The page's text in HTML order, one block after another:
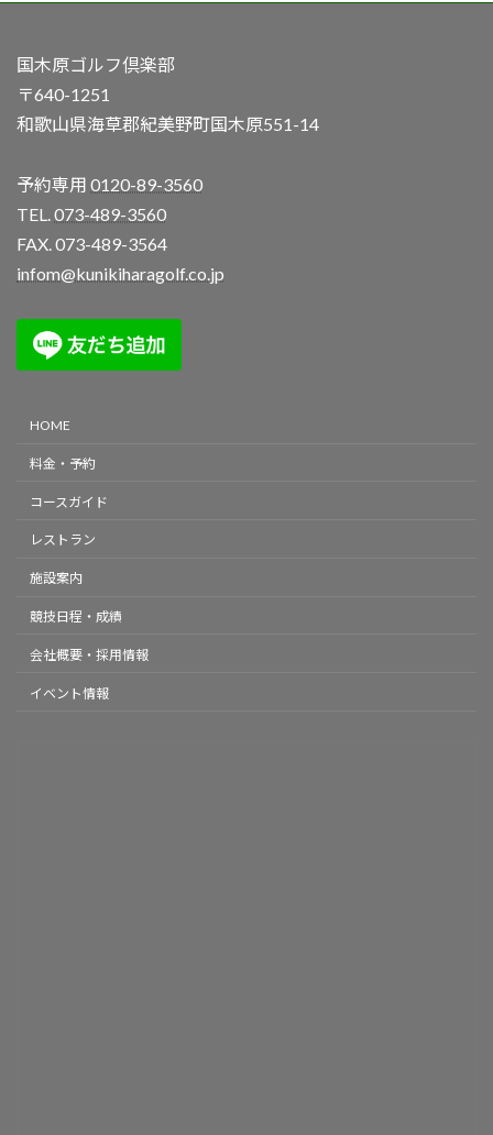
国木原ゴルフ倶楽部
〒640-1251
和歌山県海草郡紀美野町国木原551-14
予約専用 0120-89-3560
TEL.073-489-3560
FAX. 073-489-3564
infom@kunikiharagolf.co.jp
HOME
料金・予約
コースガイド
レストラン
施設案内
競技日程・成績
会社概要・採用情報
イベント情報